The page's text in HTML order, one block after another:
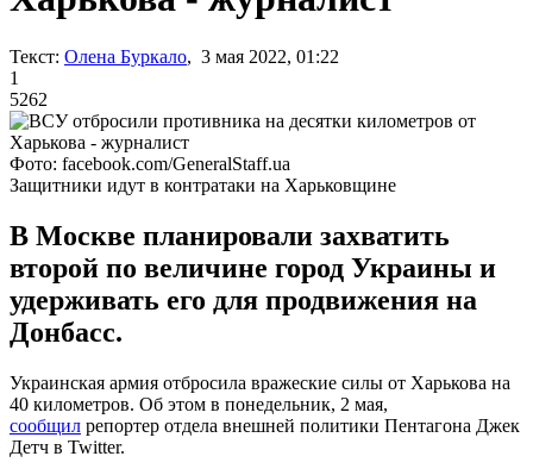
Текст: Олена Буркало, 3 мая 2022, 01:22
1
5262
Фото: facebook.com/GeneralStaff.ua
Защитники идут в контратаки на Харьковщине
В Москве планировали захватить
второй по величине город Украины и
удерживать его для продвижения на
Донбасс.
Украинская армия отбросила вражеские силы от Харькова на
40 километров. Об этом в понедельник, 2 мая,
сообщил репортер отдела внешней политики Пентагона Джек
Детч в Twitter.